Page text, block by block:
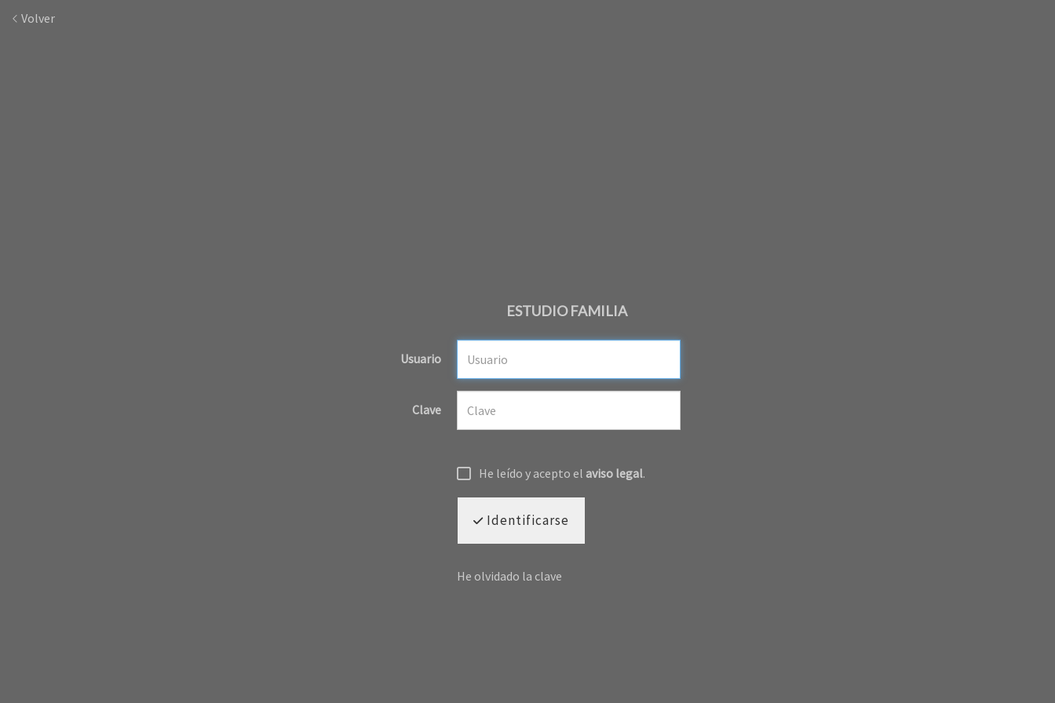
Volver
ESTUDIO FAMILIA
Usuario
Clave
He leído y acepto el aviso legal.
Identificarse
He olvidado la clave